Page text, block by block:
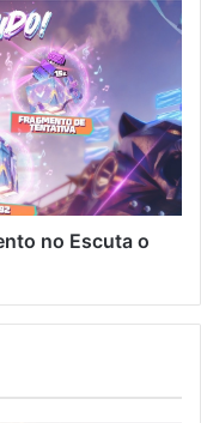
no Escuta o